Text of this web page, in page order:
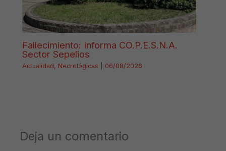
Fallecimiento: Informa CO.P.E.S.N.A.
Sector Sepelios
Actualidad, Necrológicas 06/08/2026
Deja un comentario